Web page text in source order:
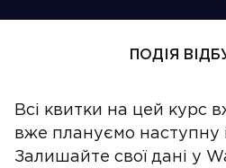
ПОДІЯ
Всі квитки на цей курс
вже плануємо наступну
Залишайте свої дані у